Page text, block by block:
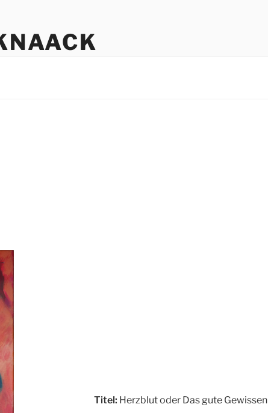
Titel: Herzblut oder Das gute Gewissen